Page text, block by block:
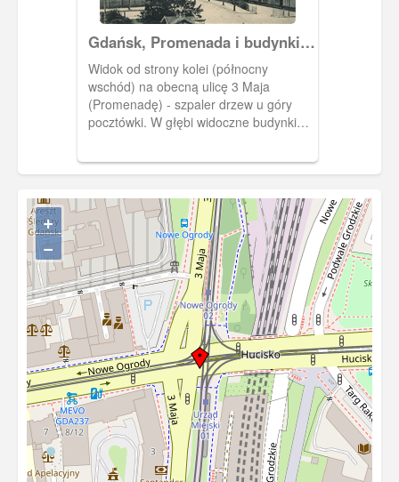
Gdańsk, Promenada i budynki
rządowe
Widok od strony kolei (północny
wschód) na obecną ulicę 3 Maja
(Promenadę) - szpaler drzew u góry
pocztówki. W głębi widoczne budynki
wieżyczką). U dołu pocztówki Podwale
Grodzkie. Obieg 1915 r.
+
−